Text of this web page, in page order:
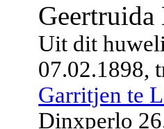
Uit dit
07.02.1898,
Garritjen te
Dinxperlo